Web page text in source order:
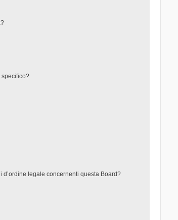
specifico?
legale concernenti questa Board?